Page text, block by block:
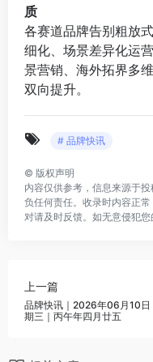
质
各赛道品牌告别粗放
细化、场景差异化运
景营销、海外拓界多
双向提升。
# 品牌快讯
© 版权声明
内容仅供参考，信息来源于
负任何责任。收录时内容正
对请及时反馈。如无意侵犯您
上一篇
品牌快讯｜2026年06月10日
期三｜丙午年四月廿五